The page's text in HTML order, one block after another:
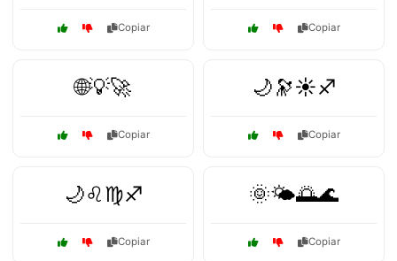
Copiar Copiar
🌐💡🚀
Copiar
🌙🔭☀️♐
Copiar
🌙♌♍♐
Copiar
🌞🌤️🌅🌊
Copiar